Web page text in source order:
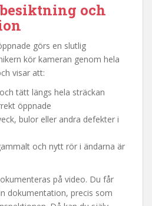
och
görs en slutlig
kör kameran genom hela
visar att:
tätt längs hela sträckan
öppnade
bulor eller andra defekter i
och nytt rör i ändarna är
på video. Du får
dokumentation, precis som